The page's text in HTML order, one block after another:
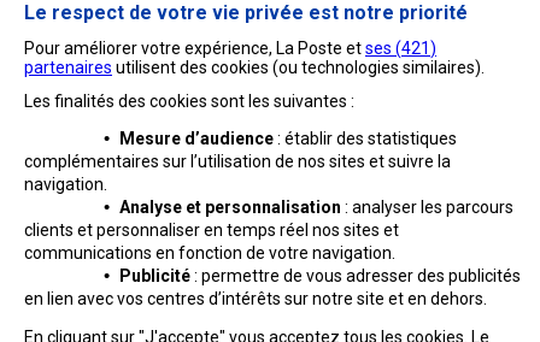
Le respect de votre vie privée est notre priorité
Pour améliorer votre expérience, La Poste etses (421)
partenaires utilisent des cookies (ou technologies similaires).
Les finalités des cookies sont les suivantes :
•
Mesure d’audience: établir des statistiques
complémentaires sur l’utilisation de nos sites et suivre la
navigation.
•Analyse et personnalisation : analyser les parcours
clients et personnaliser en temps réel nos sites et
communications en fonction de votre navigation.
•
Publicité: permettre de vous adresser des publicités
en lien avec vos centres d’intérêts sur notre site et en dehors.
En cliquant sur "J'accepte" vous acceptez tous les cookies. Le